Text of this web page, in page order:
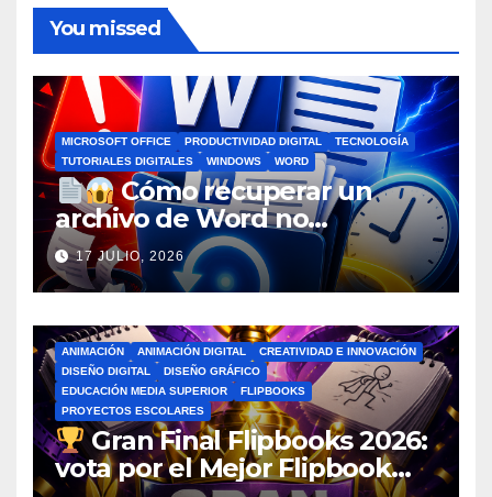
You missed
MICROSOFT OFFICE PRODUCTIVIDAD DIGITAL
TECNOLOGÍA
TUTORIALES DIGITALES
WINDOWS WORD
Cómo recuperar un
archivo de Word no
guardado antes de entrar en
pánico
17 JULIO, 2026
ANIMACIÓN ANIMACIÓN DIGITAL
CREATIVIDAD E INNOVACIÓN
DISEÑO DIGITAL
DISEÑO GRÁFICO
EDUCACIÓN MEDIA SUPERIOR
FLIPBOOKS
PROYECTOS ESCOLARES
Gran Final Flipbooks 2026:
vota por el Mejor Flipbook